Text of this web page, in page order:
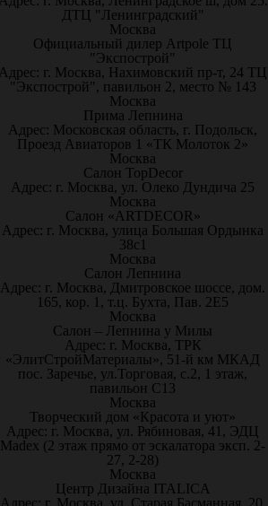
ДТЦ "Ленинградский"
Москва
Официальный дилер Artpole ТЦ
"Экспострой"
г. Москва, Нахимовский пр-т, 24 ТЦ
"Экспострой", павильон 2, место № 143
Москва
Прима Лепнина
Адрес: Московская область, г. Подольск,
Проезд Авиаторов 1 «ТК Молоток 2»
Москва
Салон TopDecor
Адрес: г. Москва, ул. Олеко Дундича 25
Москва
Салон «ARTDECOR»
Адрес: г. Москва, улица Большая Ордынка
38с1
Москва
Салон Лепнина
Адрес: г. Москва, Дмитровское шоссе, дом.
165, кор. 1, т.ц. Бухта, Пав. 2Е5
Москва
Салон – Лепнина у Милы
Адрес: г. Москва, ТРК
«ЭлитСтройМатериалы», 51-й км МКАД
пос. Заречье, ул.Торговая, с.2, 1 этаж,
павильон С13
Москва
Творческий дом «Красота и уют»
Адрес: г. Москва, ул. Рябиновая, 41, ЭДЦ
Madex (2 этаж прямо от эскалатора эксп. 2-
27, 2-28)
Москва
Центр Дизайна ITALICA
Адрес: г. Москва, ул. Старая Басманная, 20,